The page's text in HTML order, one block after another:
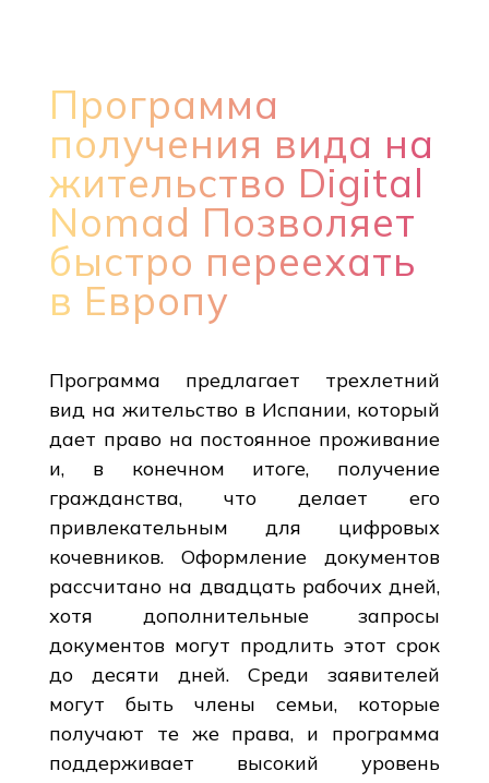
Программа
получения вида на
жительство Digital
Nomad Позволяет
быстро переехать
в Европу
Программа предлагает трехлетний
вид на жительство в Испании, который
дает право на постоянное проживание
и, в конечном итоге, получение
гражданства, что делает его
привлекательным для цифровых
кочевников. Оформление документов
рассчитано на двадцать рабочих дней,
хотя дополнительные запросы
документов могут продлить этот срок
до десяти дней. Среди заявителей
могут быть члены семьи, которые
получают те же права, и программа
поддерживает высокий уровень